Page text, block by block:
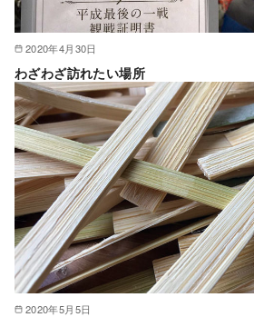
2020年4月30日
わざわざ訪れたい場所
2020年5月5日